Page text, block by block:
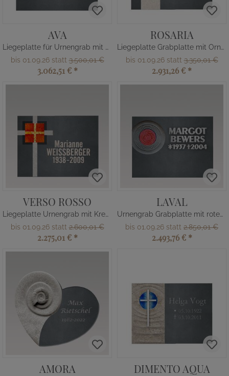
AVA
Liegeplatte für Urnengrab mit Taube
bis 01.09.26 statt3.500,01 €
3.062,51 € *
ROSARIA
Liegeplatte Grabplatte mit Ornament
bis 01.09.26 statt3.350,01 €
2.931,26 € *
VERSO ROSSO
Liegeplatte Urnengrab mit Kreuz
bis 01.09.26 statt2.600,01 €
2.275,01 € *
LAVAL
Urnengrab Grabplatte mit rotem Glas
bis 01.09.26 statt 2.850,01 €
2.493,76 € *
AMORA DIMENTO AQUA